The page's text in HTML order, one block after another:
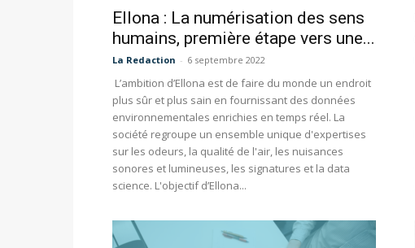
Ellona : La numérisation des sens
humains, première étape vers une...
La Redaction - 6 septembre 2022
L’ambition d’Ellona est de faire du monde un endroit
plus sûr et plus sain en fournissant des données
environnementales enrichies en temps réel. La
société regroupe un ensemble unique d'expertises
sur les odeurs, la qualité de l'air, les nuisances
sonores et lumineuses, les signatures et la data
science. L'objectif d’Ellona...